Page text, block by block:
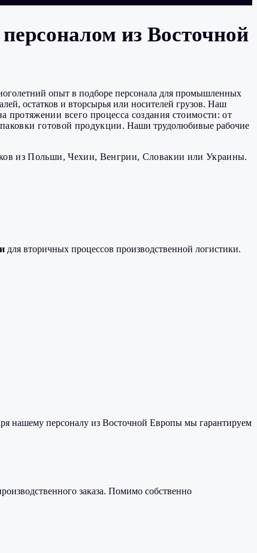
из Восточной
опыт в подборе персонала для промышленных
остатков и вторсырья или носителей грузов. Наш
протяжении всего процесса создания стоимости: от
готовой продукции.Наши трудолюбивые рабочие
из Польши, Чехии, Венгрии, Словакии или Украины.
для вторичных процессов производственной логистики.
нашему персоналу из Восточной Европы мы гарантируем
заказа. Помимо собственно